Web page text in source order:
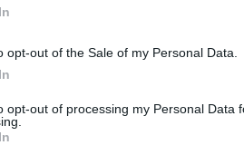
opt-out of the Sale of my Personal Data.
opt-out of processing my Personal Data
στοProtothema.gr